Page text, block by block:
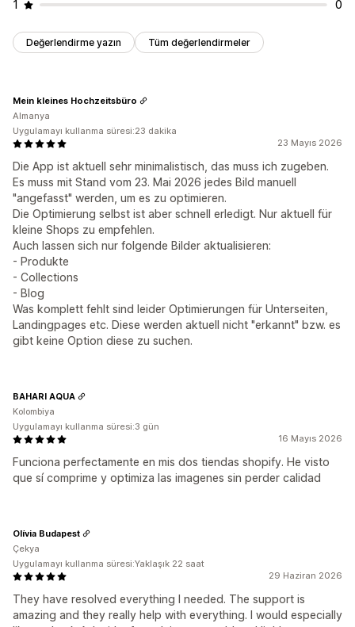
1
0
Değerlendirme yazın Tüm değerlendirmeler
23 Mayıs 2026
Die App ist aktuell sehr minimalistisch, das muss ich zugeben.
Es muss mit Stand vom 23. Mai 2026 jedes Bild manuell
"angefasst" werden, um es zu optimieren.
Die Optimierung selbst ist aber schnell erledigt. Nur aktuell für
kleine Shops zu empfehlen.
Auch lassen sich nur folgende Bilder aktualisieren:
- Produkte
- Collections
- Blog
Was komplett fehlt sind leider Optimierungen für Unterseiten,
Landingpages etc. Diese werden aktuell nicht "erkannt" bzw. es
gibt keine Option diese zu suchen.
Mein kleines Hochzeitsbüro
Almanya
Uygulamayı kullanma süresi:23 dakika
16 Mayıs 2026
Funciona perfectamente en mis dos tiendas shopify. He visto
que sí comprime y optimiza las imagenes sin perder calidad
BAHARI AQUA
Kolombiya
Uygulamayı kullanma süresi:3 gün
29 Haziran 2026
They have resolved everything I needed. The support is
amazing and they really help with everything. I would especially
Olívia Budapest
Çekya
Uygulamayı kullanma süresi:Yaklaşık 22 saat